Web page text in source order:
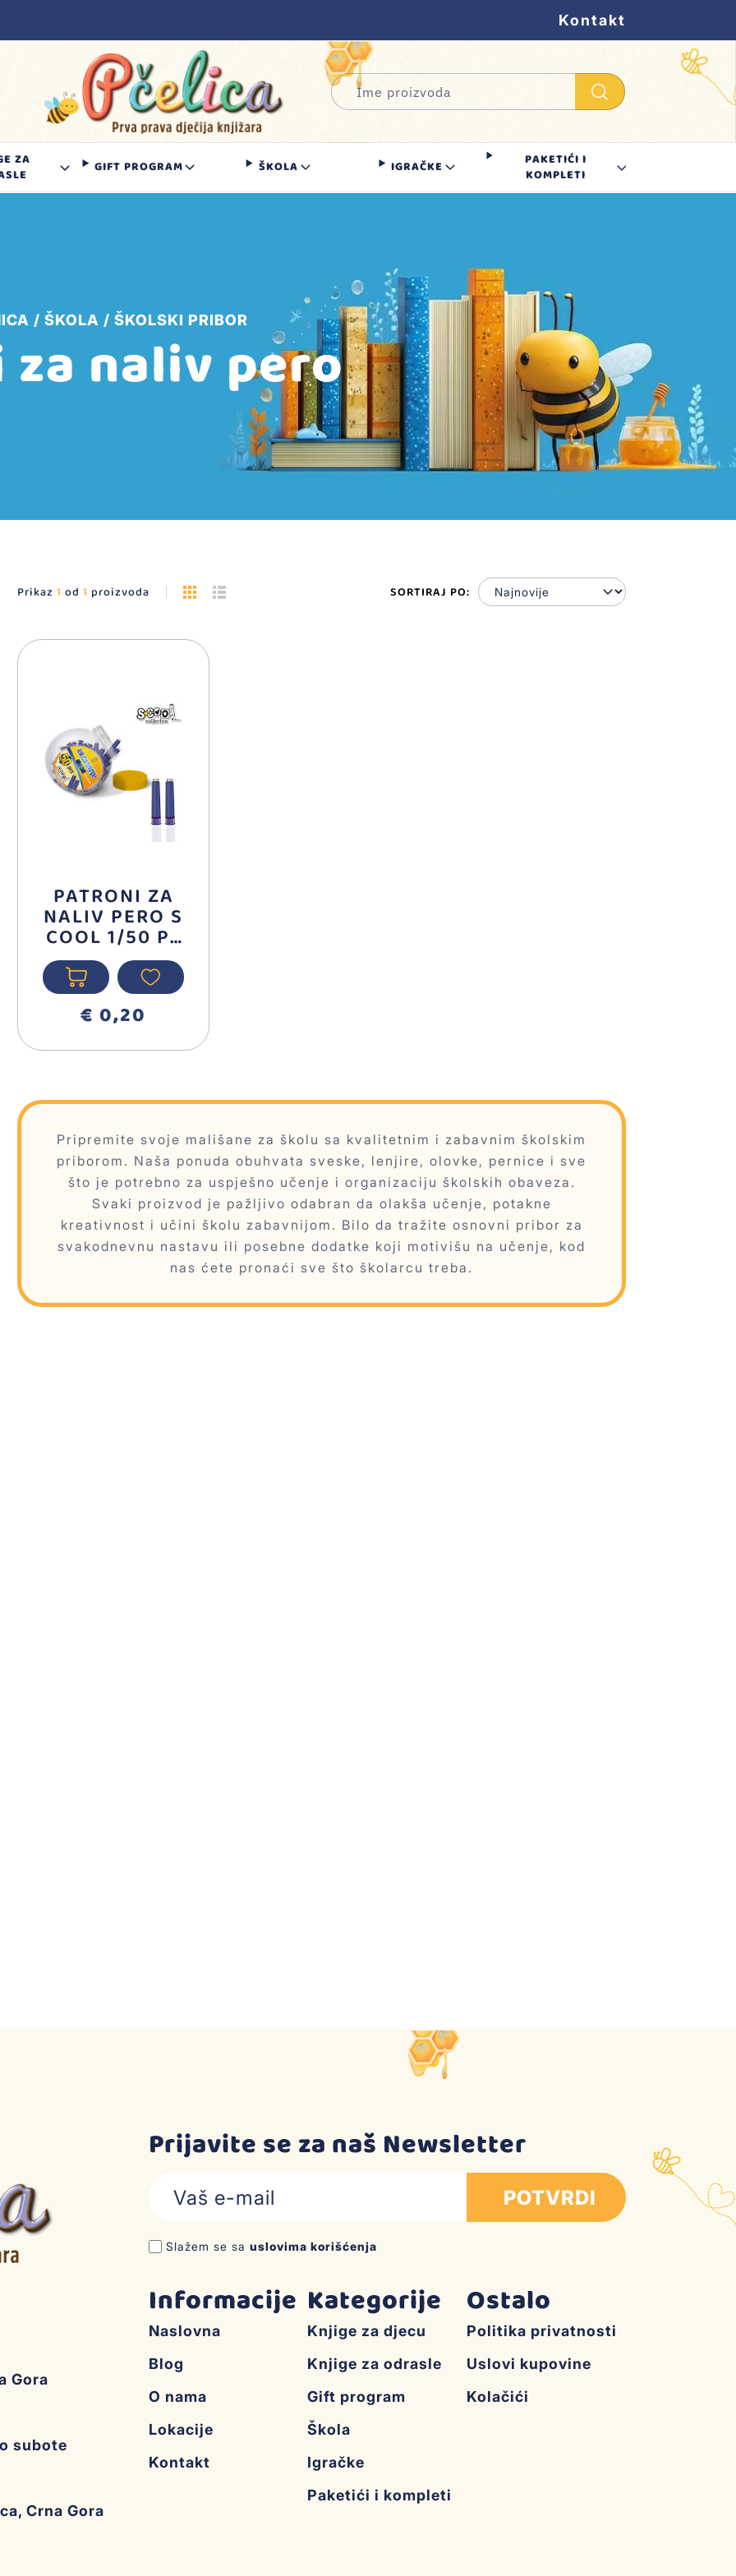
Kontakt
ZA
GIFT PROGRAM ŠKOLA IGRAČKE
PAKETIĆI I
KOMPLETI
ŠKOLA ŠKOLSKI PRIBOR
naliv pero
Prikaz1 od1 proizvoda SORTIRAJ PO:
PATRONI ZA
NALIV PERO S
COOL 1/50 PL
SC604
€ 0,20
Pripremite svoje mališane za školu sa kvalitetnim i zabavnim školskim
priborom. Naša ponuda obuhvata sveske, lenjire, olovke, pernice i sve
što je potrebno za uspješno učenje i organizaciju školskih obaveza.
Svaki proizvod je pažljivo odabran da olakša učenje, potakne
kreativnost i učini školu zabavnijom. Bilo da tražite osnovni pribor za
svakodnevnu nastavu ili posebne dodatke koji motivišu na učenje, kod
nas ćete pronaći sve što školarcu treba.
Gora
subote
Crna Gora
Prijavite se za naš Newsletter
POTVRDI
Slažem se sa uslovima korišćenja
Informacije
Naslovna
Blog
O nama
Lokacije
Kontakt
Kategorije
Knjige za djecu
Knjige za odrasle
Gift program
Škola
Igračke
Paketići i kompleti
Ostalo
Politika privatnosti
Uslovi kupovine
Kolačići